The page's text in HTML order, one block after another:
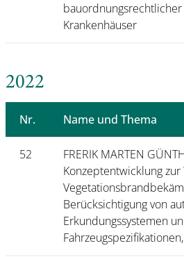
Krankenhäuser
2022
Nr. Name und Thema
52
FRERIK MARTEN
Konzeptentwicklung zur
Berücksichtigung von
Erkundungssystemen
Fahrzeugspezifikationen,